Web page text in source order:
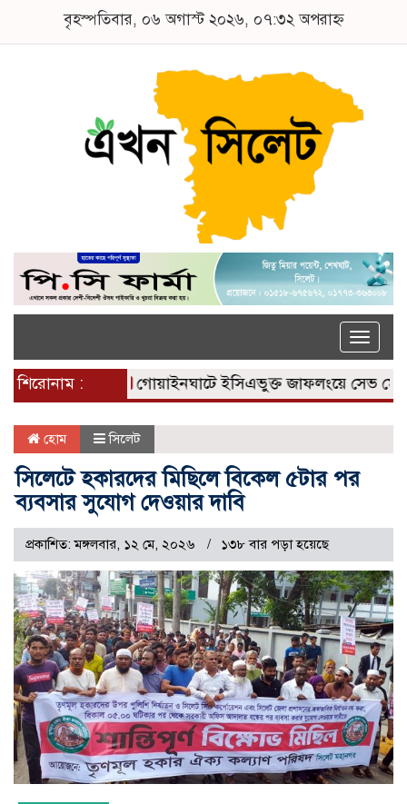
বৃহস্পতিবার, ০৬ অগাস্ট ২০২৬, ০৭:৩২ অপরাহ্ন
Toggle
শিরোনাম : গোয়াইনঘাটে ইসিএভুক্ত জাফলংয়ে সেভ মেশিন
হোম সিলেট
সিলেটে হকারদের মিছিলে বিকেল ৫টার পর
ব্যবসার সুযোগ দেওয়ার দাবি
প্রকাশিত: মঙ্গলবার, ১২ মে, ২০২৬ ১৩৮ বার পড়া হয়েছে